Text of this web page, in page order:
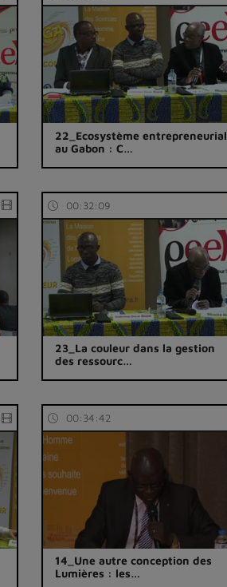
22_Ecosystème entrepreneurial
au Gabon : C…
00:32:09
23_La couleur dans la gestion
des ressourc…
00:34:42
14_Une autre conception des
Lumières : les…